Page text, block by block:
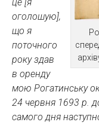
оголошую],
що я
поточного
року здав
в оренду
мою Рогатинську
24 червня 1693 р.
самого дня